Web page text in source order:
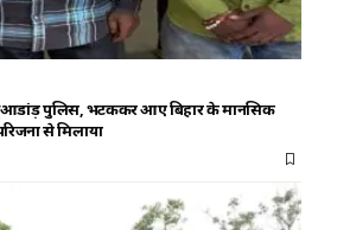
पुलिस, भटककर आए बिहार के मानसिक
से मिलाया